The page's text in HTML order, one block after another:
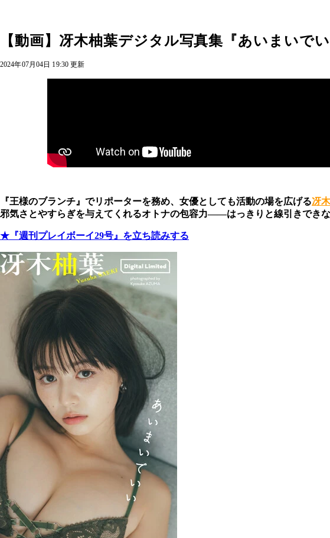
【動画】冴木柚葉デジタル写真集『あいまいで
2024年07月04日 19:30 更新
『王様のブランチ』でリポーターを務め、女優としても活動の場を広げる冴
邪気さとやすらぎを与えてくれるオトナの包容力――はっきりと線引きでき
★『週刊プレイボーイ29号』を立ち読みする